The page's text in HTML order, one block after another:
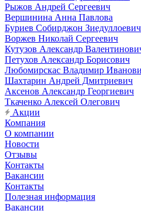
Рыжов Андрей Сергеевич
Вершинина Анна Павлова
Буриев Собирджон Зиедуллоевич
Воржев Николай Сергеевич
Кутузов Александр
Петухов Александр Борисович
Любомирскас Владимир
Шахтарин Андрей Дмитриевич
Аксенов Александр Георгиевич
Ткаченко Алексей Олегович
Акции
Компания
О компании
Новости
Отзывы
Контакты
Вакансии
Контакты
Полезная информация
Вакансии